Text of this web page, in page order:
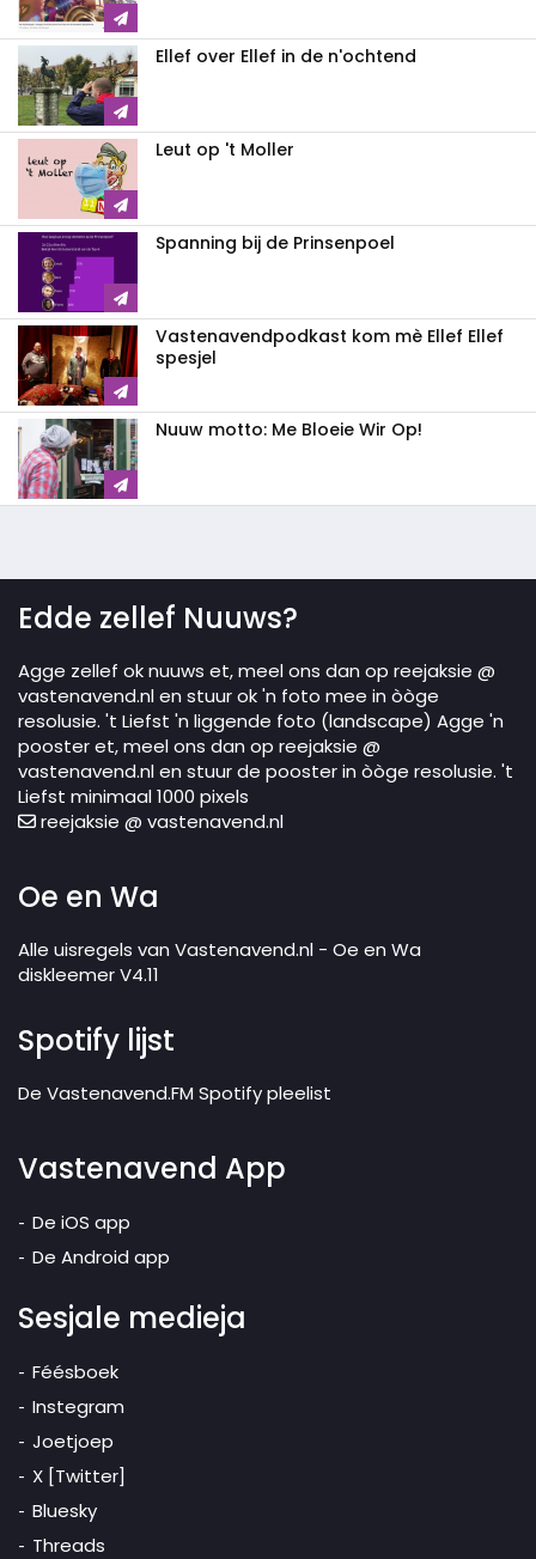
Ellef over Ellef in de n'ochtend
Leut op 't Moller
Spanning bij de Prinsenpoel
Vastenavendpodkast kom mè Ellef Ellef
spesjel
Nuuw motto: Me Bloeie Wir Op!
Edde zellef Nuuws?
Agge zellef ok nuuws et, meel ons dan op reejaksie @
vastenavend.nl en stuur ok 'n foto mee in òòge
resolusie. 't Liefst 'n liggende foto (landscape) Agge 'n
pooster et, meel ons dan op reejaksie @
vastenavend.nl en stuur de pooster in òòge resolusie. 't
Liefst minimaal 1000 pixels
reejaksie @ vastenavend.nl
Oe en Wa
Alle uisregels van Vastenavend.nl - Oe en Wa
diskleemer V4.11
Spotify lijst
De Vastenavend.FM Spotify pleelist
Vastenavend App
De iOS app
De Android app
Sesjale medieja
Féésboek
Instegram
Joetjoep
X [Twitter]
Bluesky
Threads